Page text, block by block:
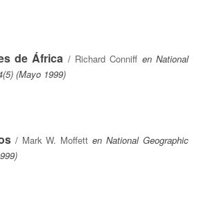
de África / Richard Conniff en National
(Mayo 1999)
/ Mark W. Moffett en National Geographic